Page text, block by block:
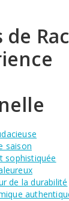
saison
sophistiquée
de la durabilité